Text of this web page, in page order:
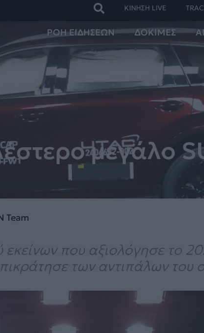
ΚΙΝΗΣΗ LIVE
ΡΟΗ ΕΙΔΗΣΕΩΝ ΔΟΚΙΜΕΣ
μεγάλο
Team
που αξιολόγησε το
των αντιπάλων του